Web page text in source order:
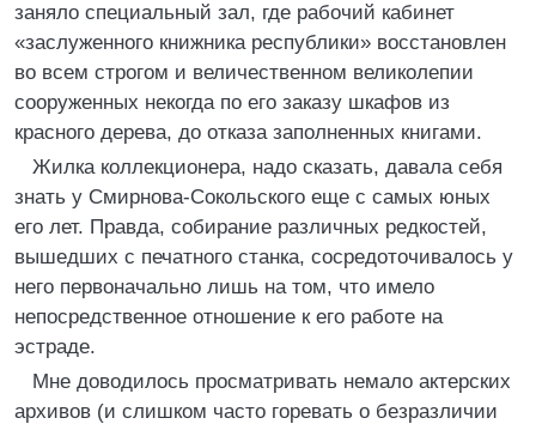
заняло специальный зал, где рабочий кабинет
«заслуженного книжника республики» восстановлен
во всем строгом и величественном великолепии
сооруженных некогда по его заказу шкафов из
красного дерева, до отказа заполненных книгами.
Жилка коллекционера, надо сказать, давала себя
знать у Смирнова-Сокольского еще с самых юных
его лет. Правда, собирание различных редкостей,
вышедших с печатного станка, сосредоточивалось у
него первоначально лишь на том, что имело
непосредственное отношение к его работе на
эстраде.
Мне доводилось просматривать немало актерских
архивов (и слишком часто горевать о безразличии